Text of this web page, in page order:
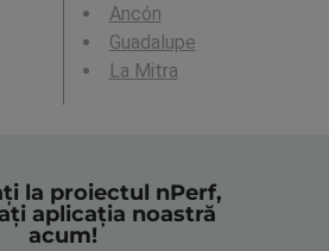
Ancón
Guadalupe
La Mitra
la proiectul nPerf,
aplicația noastră
acum!